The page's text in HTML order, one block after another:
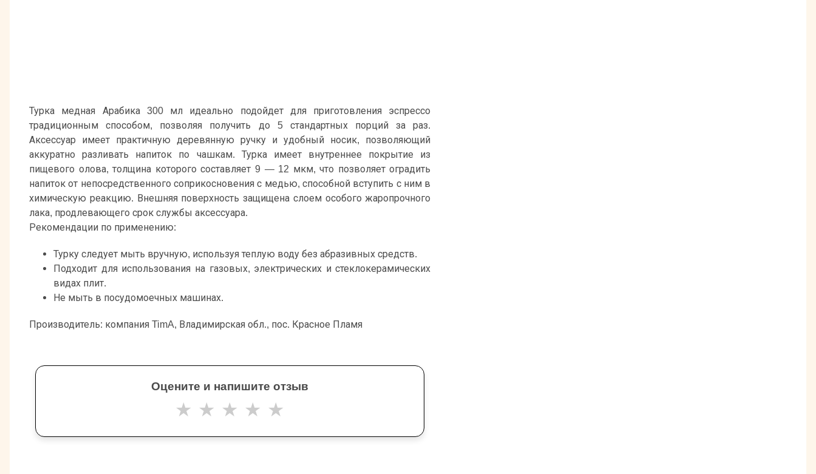
Турка медная Арабика 300 мл идеально подойдет для приготовления эспрессо
традиционным способом, позволяя получить до 5 стандартных порций за раз.
Аксессуар имеет практичную деревянную ручку и удобный носик, позволяющий
аккуратно разливать напиток по чашкам. Турка имеет внутреннее покрытие из
пищевого олова, толщина которого составляет 9 — 12 мкм, что позволяет оградить
напиток от непосредственного соприкосновения с медью, способной вступить с ним в
химическую реакцию. Внешняя поверхность защищена слоем особого жаропрочного
лака, продлевающего срок службы аксессуара.
Рекомендации по применению:
Турку следует мыть вручную, используя теплую воду без абразивных средств.
Подходит для использования на газовых, электрических и стеклокерамических
видах плит.
Не мыть в посудомоечных машинах.
Производитель: компания TimA, Владимирская обл., пос. Красное Пламя
Оцените и напишите отзыв
★ ★ ★ ★ ★